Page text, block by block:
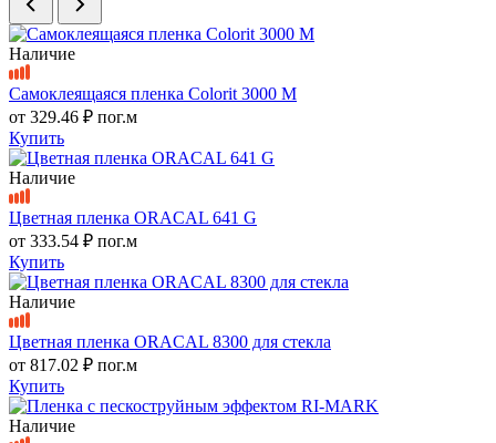
Наличие
Самоклеящаяся пленка Colorit 3000 M
от 329.46 ₽ пог.м
Купить
Наличие
Цветная пленка ORACAL 641 G
от 333.54 ₽ пог.м
Купить
Наличие
Цветная пленка ORACAL 8300 для стекла
от 817.02 ₽ пог.м
Купить
Наличие